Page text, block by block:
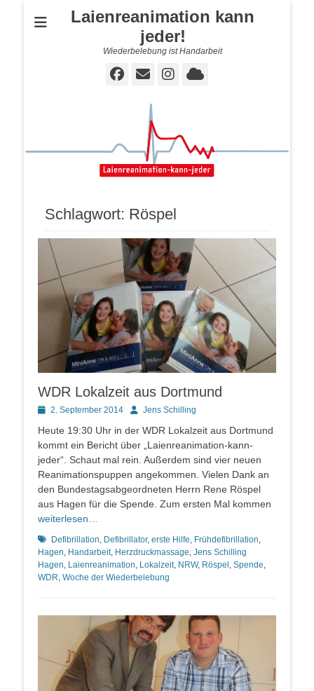
Laienreanimation kann
jeder!
Wiederbelebung ist Handarbeit
Facebook
E-
Instagram
Cloud
Schlagwort: Röspel
WDR Lokalzeit aus Dortmund
Posted2. September 2014 AutorJens Schilling
Heute 19:30 Uhr in der WDR Lokalzeit aus Dortmund
kommt ein Bericht über „Laienreanimation-kann-
jeder“. Schaut mal rein. Außerdem sind vier neuen
Reanimationspuppen angekommen. Vielen Dank an
den Bundestagsabgeordneten Herrn Rene Röspel
aus Hagen für die Spende. Zum ersten Mal kommen
weiterlesen…
Schlagworte
Defibrillation Defibrillator, erste Hilfe Frühdefibrillation
Hagen Handarbeit, Herzdruckmassage Jens Schilling
Hagen Laienreanimation Lokalzeit, NRW, Röspel Spende
WDR Woche der Wiederbelebung